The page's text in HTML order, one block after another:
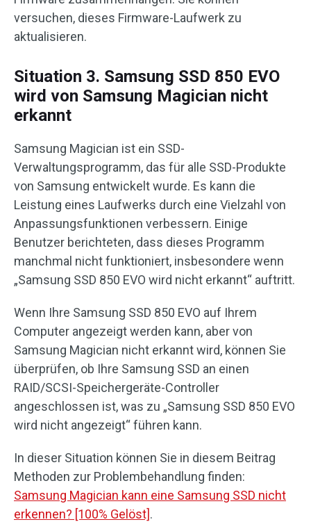
versuchen, dieses Firmware-Laufwerk zu
aktualisieren.
Situation 3. Samsung SSD 850 EVO
wird von Samsung Magician nicht
erkannt
Samsung Magician ist ein SSD-
Verwaltungsprogramm, das für alle SSD-Produkte
von Samsung entwickelt wurde. Es kann die
Leistung eines Laufwerks durch eine Vielzahl von
Anpassungsfunktionen verbessern. Einige
Benutzer berichteten, dass dieses Programm
manchmal nicht funktioniert, insbesondere wenn
„Samsung SSD 850 EVO wird nicht erkannt“ auftritt.
Wenn Ihre Samsung SSD 850 EVO auf Ihrem
Computer angezeigt werden kann, aber von
Samsung Magician nicht erkannt wird, können Sie
überprüfen, ob Ihre Samsung SSD an einen
RAID/SCSI-Speichergeräte-Controller
angeschlossen ist, was zu „Samsung SSD 850 EVO
wird nicht angezeigt“ führen kann.
In dieser Situation können Sie in diesem Beitrag
Methoden zur Problembehandlung finden:
Samsung Magician kann eine Samsung SSD nicht
erkennen? [100% Gelöst].